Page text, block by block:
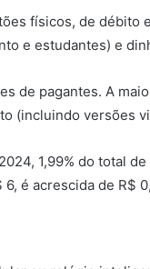
físicos, de
e estudantes) e
de pagantes. A
(incluindo versões
1,99% do total
é acrescida de R$